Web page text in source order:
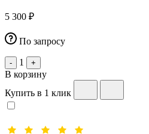
5 300 ₽
По запросу
- 1 +
В корзину
Купить в 1 клик